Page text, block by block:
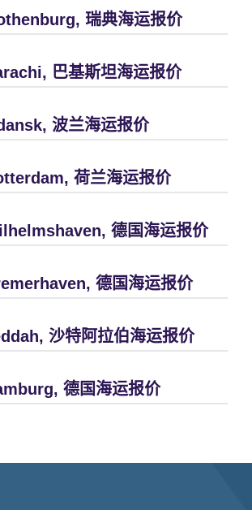
瑞典海运报价
巴基斯坦海运报价
波兰海运报价
荷兰海运报价
德国海运报价
德国海运报价
沙特阿拉伯海运报价
德国海运报价